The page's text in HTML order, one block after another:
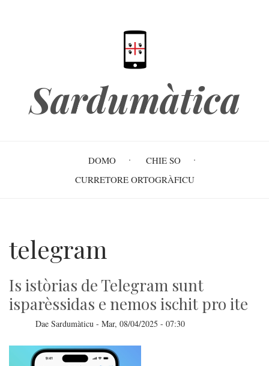
Sardumàtica
navigation
DOMO
CHIE SO
CURRETORE ORTOGRÀFICU
telegram
Is istòrias de Telegram sunt
isparèssidas e nemos ischit pro ite
Dae Sardumàticu - Mar, 08/04/2025 - 07:30